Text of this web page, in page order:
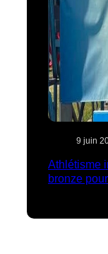
9 juin
Athlétisme
bronze